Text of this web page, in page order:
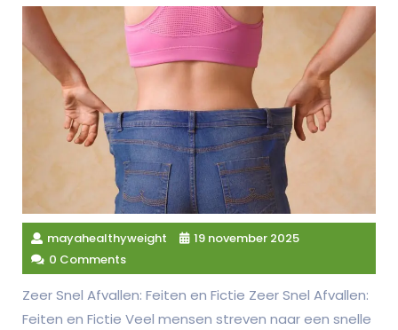
mayahealthyweight
19 november 2025
0 Comments
Zeer Snel Afvallen: Feiten en Fictie Zeer Snel Afvallen:
Feiten en Fictie Veel mensen streven naar een snelle